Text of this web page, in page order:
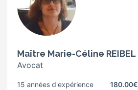
Maître Marie-Céline REIBEL
Avocat
15 années d'expérience 180.00€